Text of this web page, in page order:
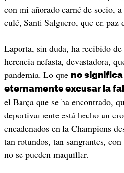
con mi añorado carné de socio,
culé, Santi Salguero, que en paz
Laporta, sin duda, ha recibido
herencia nefasta, devastadora,
pandemia. Lo que no
eternamente excusar la
el Barça que se ha encontrado,
deportivamente está hecho un
encadenados en la Champions
tan rotundos, tan sangrantes,
no se pueden maquillar.